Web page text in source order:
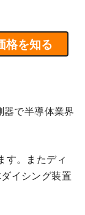
格を知る
で半導体業界
す。またディ
イシング装置